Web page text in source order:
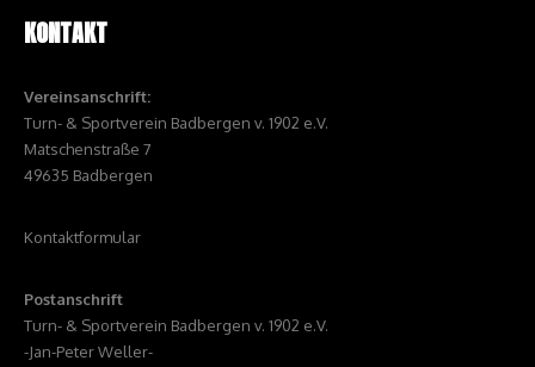
KONTAKT
Vereinsanschrift:
Turn- & Sportverein Badbergen v. 1902 e.V.
Matschenstraße 7
49635 Badbergen
Kontaktformular
Postanschrift
Turn- & Sportverein Badbergen v. 1902 e.V.
-Jan-Peter Weller-